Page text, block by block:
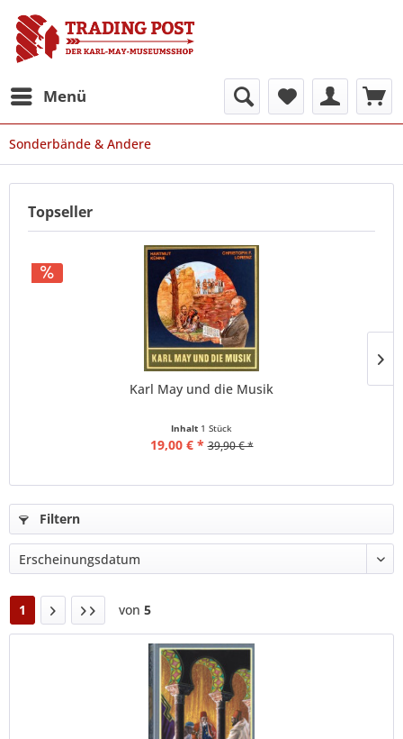
Menü
Sonderbände & Andere
Topseller
Karl May und die Musik
Inhalt 1 Stück
19,00 € * 39,90 € *
Filtern
1 von 5